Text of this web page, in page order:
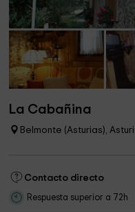
La Cabañina
Belmonte (Asturias),
Contacto directo
Respuesta superior a 72h